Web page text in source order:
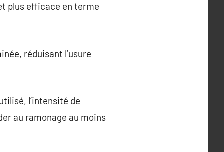
plus efficace en terme
réduisant l’usure
l’intensité de
au ramonage au moins